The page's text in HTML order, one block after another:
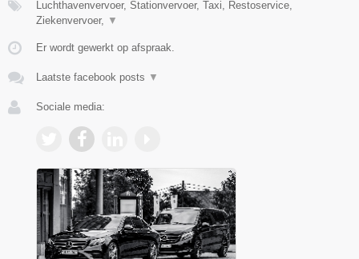
Luchthavenvervoer, Stationvervoer, Taxi, Restoservice,
Ziekenvervoer,
▼
Er wordt gewerkt op afspraak.
Laatste facebook posts ▼
Sociale media: